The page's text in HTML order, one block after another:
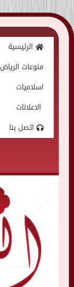
Skip
to
الرئيسية
منوعات الرياض
اسلاميات
الاعلانات
اتصل بنا